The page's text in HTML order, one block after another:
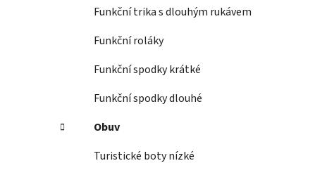
Funkční trika s dlouhým rukávem
Funkční roláky
Funkční spodky krátké
Funkční spodky dlouhé
Obuv
Turistické boty nízké